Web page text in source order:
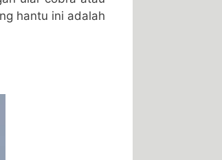
hantu ini adalah